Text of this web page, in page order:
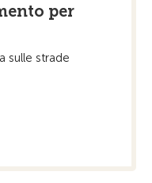
per
sulle strade